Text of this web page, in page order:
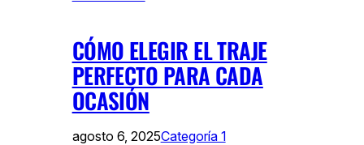
CÓMO ELEGIR EL TRAJE
PERFECTO PARA CADA
OCASIÓN
agosto 6, 2025Categoría 1